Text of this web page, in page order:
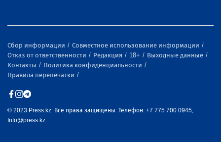
Сбор информации
Совместное использование информации
Отказ от ответственности
Редакция 18+
Выходные данные
Контакты
Политика конфиденциальности
Правила перепечатки
© 2023 Press.kz. Все права защищены. Телефон: +7 775 700 0945,
Info@press.kz.